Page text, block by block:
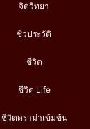
จิตวิทยา
ชีวประวัติ
ชีวิต
ชีวิต Life
ชีวิตดราม่าเข้มข้น